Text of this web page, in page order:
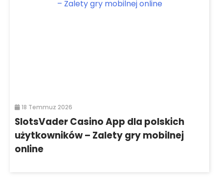
18 Temmuz 2026
SlotsVader Casino App dla polskich
użytkowników – Zalety gry mobilnej
online